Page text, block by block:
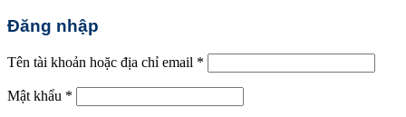
Đăng nhập
Tên tài khoản hoặc địa chỉ email *
Mật khẩu *